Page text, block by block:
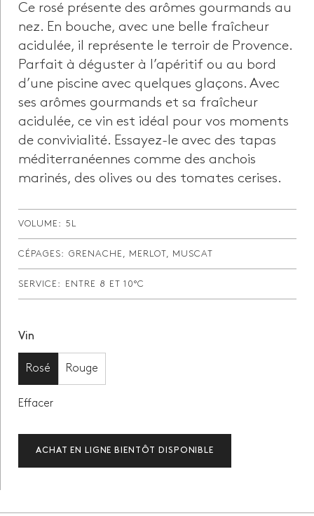
Ce rosé présente des arômes gourmands au
nez. En bouche, avec une belle fraîcheur
acidulée, il représente le terroir de Provence.
Parfait à déguster à l’apéritif ou au bord
d’une piscine avec quelques glaçons. Avec
ses arômes gourmands et sa fraîcheur
acidulée, ce vin est idéal pour vos moments
de convivialité. Essayez-le avec des tapas
méditerranéennes comme des anchois
marinés, des olives ou des tomates cerises.
VOLUME: 5L
CÉPAGES: GRENACHE, MERLOT, MUSCAT
SERVICE: ENTRE 8 ET 10°C
Vin
Rosé Rouge
Effacer
ACHAT EN LIGNE BIENTÔT DISPONIBLE